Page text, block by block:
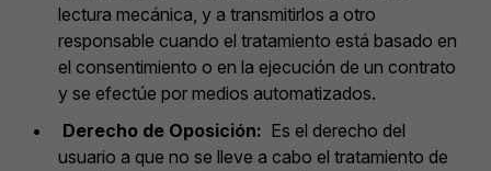
lectura mecánica, y a transmitirlos a otro
responsable cuando el tratamiento está basado en
el consentimiento o en la ejecución de un contrato
y se efectúe por medios automatizados.
Derecho de Oposición: Es el derecho del
usuario a que no se lleve a cabo el tratamiento de